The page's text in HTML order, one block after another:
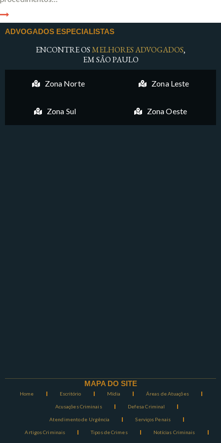
ADVOGADOS ESPECIALISTAS
ENCONTRE OSMELHORES ADVOGADOS,
EM SÃO PAULO
Zona Norte Zona Leste
Zona Sul Zona Oeste
MAPA DO SITE
Home Escritório Mídia Áreas de Atuações
Acusações Criminais Defesa Criminal
Atendimento de Urgência Serviços Penais
Artigos Criminais Tipos de Crimes Notícias Criminais